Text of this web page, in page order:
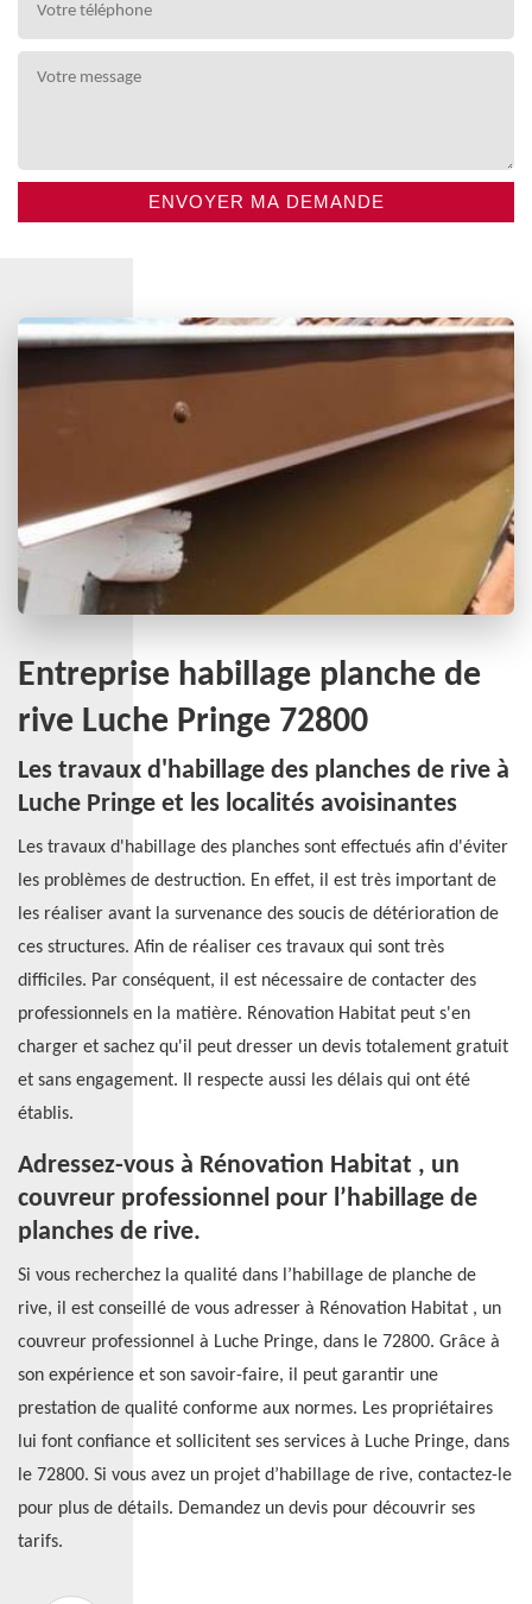
Entreprise habillage planche de
rive Luche Pringe 72800
Les travaux d'habillage des planches de rive à
Luche Pringe et les localités avoisinantes
Les travaux d'habillage des planches sont effectués afin d'éviter
les problèmes de destruction. En effet, il est très important de
les réaliser avant la survenance des soucis de détérioration de
ces structures. Afin de réaliser ces travaux qui sont très
difficiles. Par conséquent, il est nécessaire de contacter des
professionnels en la matière. Rénovation Habitat peut s'en
charger et sachez qu'il peut dresser un devis totalement gratuit
et sans engagement. Il respecte aussi les délais qui ont été
établis.
Adressez-vous à Rénovation Habitat , un
couvreur professionnel pour l’habillage de
planches de rive.
Si vous recherchez la qualité dans l’habillage de planche de
rive, il est conseillé de vous adresser à Rénovation Habitat , un
couvreur professionnel à Luche Pringe, dans le 72800. Grâce à
son expérience et son savoir-faire, il peut garantir une
prestation de qualité conforme aux normes. Les propriétaires
lui font confiance et sollicitent ses services à Luche Pringe, dans
le 72800. Si vous avez un projet d’habillage de rive, contactez-le
pour plus de détails. Demandez un devis pour découvrir ses
tarifs.